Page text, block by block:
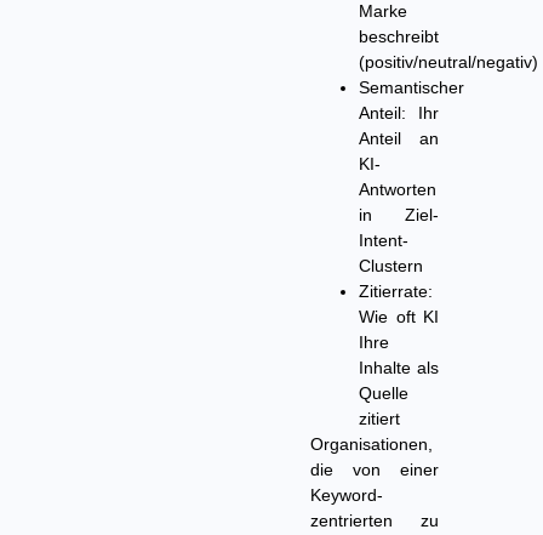
Marke
beschreibt
(positiv/neutral/negativ)
Semantischer
Anteil: Ihr
Anteil an
KI-
Antworten
in Ziel-
Intent-
Clustern
Zitierrate:
Wie oft KI
Ihre
Inhalte als
Quelle
zitiert
Organisationen,
die von einer
Keyword-
zentrierten zu